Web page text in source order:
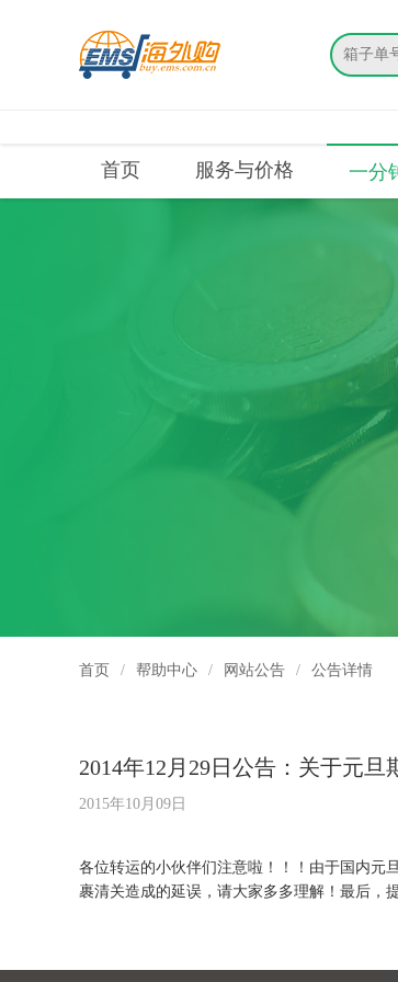
搜索
首页 服务与价格 一分
首页 / 帮助中心 / 网站公告 / 公告详情
2014年12月29日公告：关于元
2015年10月09日
各位转运的小伙伴们注意啦！！！由于国内元
裹清关造成的延误，请大家多多理解！最后，